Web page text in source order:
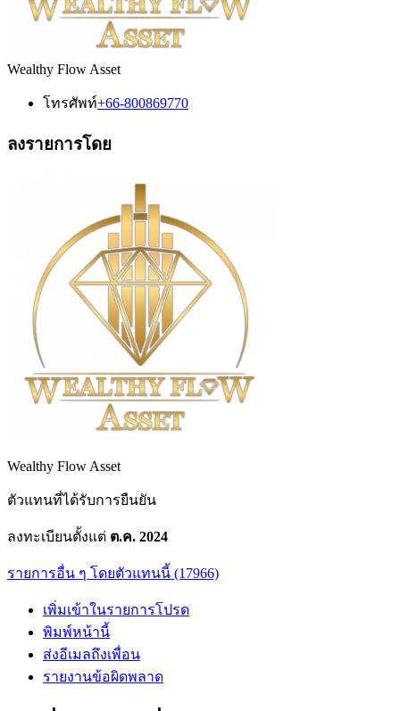
Wealthy Flow Asset
โทรศัพท์+66-800869770
ลงรายการโดย
Wealthy Flow Asset
ตัวแทนที่ได้รับการยืนยัน
ลงทะเบียนตั้งแต่ ต.ค. 2024
รายการอื่น ๆ โดยตัวแทนนี้ (17966)
เพิ่มเข้าในรายการโปรด
พิมพ์หน้านี้
ส่งอีเมลถึงเพื่อน
รายงานข้อผิดพลาด